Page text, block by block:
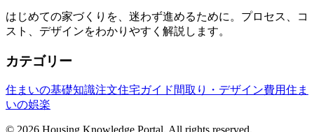
はじめての家づくりを、迷わず進めるために。プロセス、コ
スト、デザインをわかりやすく解説します。
カテゴリー
住まいの基礎知識注文住宅ガイド 間取り・デザイン費用住ま
いの娯楽